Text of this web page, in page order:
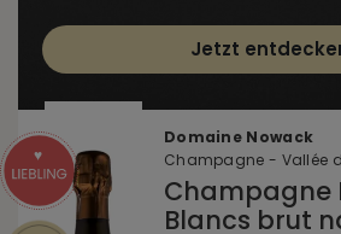
Jetzt
Domaine Nowack
Champagne - Vallée
Champagne
Blancs brut